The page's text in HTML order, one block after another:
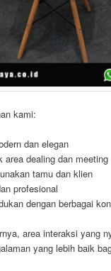
kami:
dan elegan
area dealing dan meeting
tamu dan klien
profesional
dengan berbagai
area interaksi yang
yang lebih baik